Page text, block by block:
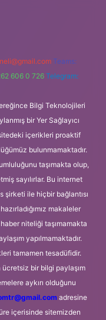
Teams:
606 0 726 Telegram:
Bilgi Teknolojileri
bir Yer Sağlayıcı
içerikleri proaktif
bulunmamaktadır.
taşımakta olup,
sayılırlar. Bu internet
şirketi ile hiçbir bağlantısı
makaleler
niteliği taşımamakta
yapılmamaktadır.
tamamen tesadüfidir.
bir bilgi paylaşım
aykırı olduğunu
adresine
içerisinde sitemizden